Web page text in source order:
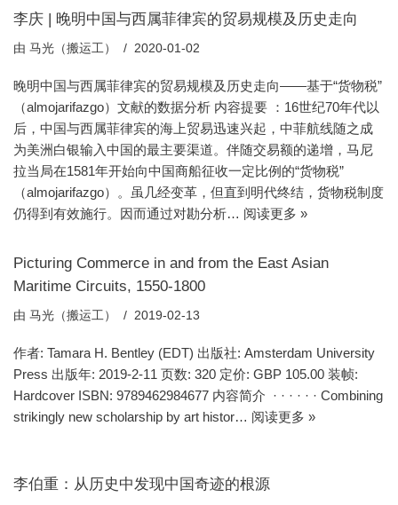
李庆 | 晚明中国与西属菲律宾的贸易规模及历史走向
由 马光（搬运工） 2020-01-02
晚明中国与西属菲律宾的贸易规模及历史走向——基于“货物税”
（almojarifazgo）文献的数据分析 内容提要 ：16世纪70年代以
后，中国与西属菲律宾的海上贸易迅速兴起，中菲航线随之成
为美洲白银输入中国的最主要渠道。伴随交易额的递增，马尼
拉当局在1581年开始向中国商船征收一定比例的“货物税”
（almojarifazgo）。虽几经变革，但直到明代终结，货物税制度
仍得到有效施行。因而通过对勘分析… 阅读更多 »
Picturing Commerce in and from the East Asian
Maritime Circuits, 1550-1800
由 马光（搬运工） 2019-02-13
作者: Tamara H. Bentley (EDT) 出版社: Amsterdam University
Press 出版年: 2019-2-11 页数: 320 定价: GBP 105.00 装帧:
Hardcover ISBN: 9789462984677 内容简介 · · · · · · Combining
strikingly new scholarship by art histor… 阅读更多 »
李伯重：从历史中发现中国奇迹的根源